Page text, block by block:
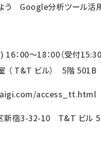
う Google分析ツール活用
：00～18：00（受付15:30
（ T&T ビル） 5階 501B
access_tt.html
新宿3-32-10 T&T ビル